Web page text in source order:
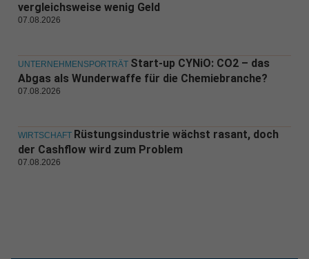
vergleichsweise wenig Geld
07.08.2026
UNTERNEHMENSPORTRÄT Start-up CYNiO: CO2 – das
Abgas als Wunderwaffe für die Chemiebranche?
07.08.2026
WIRTSCHAFT Rüstungsindustrie wächst rasant, doch
der Cashflow wird zum Problem
07.08.2026